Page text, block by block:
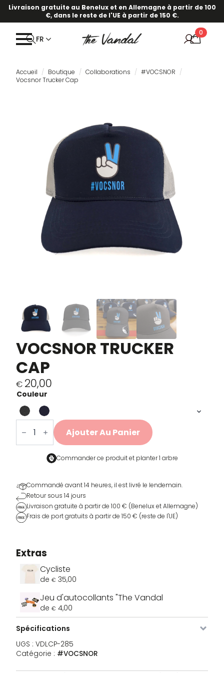
Livraison gratuite au Benelux et en Allemagne à partir de 100
€, dans le reste de l'UE à partir de 150 €.
FR
0
Accueil Boutique Collaborations
#VOCSNOR
Vocsnor Trucker Cap
VOCSNOR TRUCKER
CAP
€ 20,00
Couleur
quantité
de
Vocsnor
Trucker
Ajouter Au Panier
Commander ce produit et planter 1 arbre
Commandé avant 14 heures, il est livré le lendemain.
Retour sous 14 jours
Livraison gratuite à partir de 100 € (Benelux et Allemagne)
Frais de port gratuits à partir de 150 € (reste de l'UE)
Extras
Cycliste
de € 35,00
Jeu d'autocollants "The Vandal
de € 4,00
Spécifications
UGS : VDLCP-285
Catégorie : #VOCSNOR
Image SKU Couleur